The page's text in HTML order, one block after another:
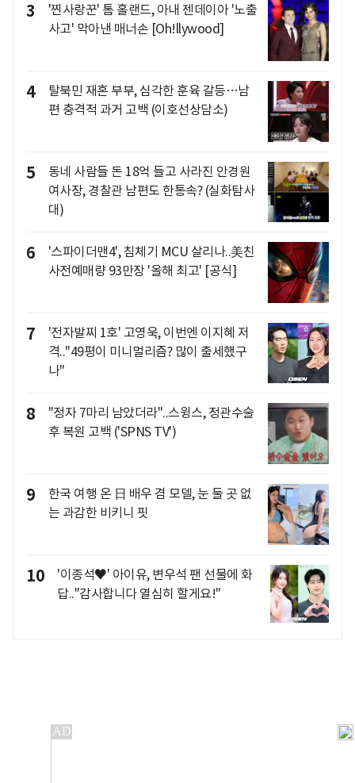
3
'찐사랑꾼' 톰 홀랜드, 아내 젠데이아 '노출
사고' 막아낸 매너손 [Oh!llywood]
4
탈북민 재혼 부부, 심각한 훈육 갈등…남
편 충격적 과거 고백 (이호선상담소)
5
동네 사람들 돈 18억 들고 사라진 안경원
여사장, 경찰관 남편도 한통속? (실화탐사
대)
6
'스파이더맨4', 침체기 MCU 살리나..美친
사전예매량 93만장 '올해 최고' [공식]
7
'전자발찌 1호' 고영욱, 이번엔 이지혜 저
격.."49평이 미니멀리즘? 많이 출세했구
나"
8
"정자 7마리 남았더라"..스윙스, 정관수술
후 복원 고백 ('SPNS TV')
9
한국 여행 온 日 배우 겸 모델, 눈 둘 곳 없
는 과감한 비키니 핏
10
'이종석♥' 아이유, 변우석 팬 선물에 화
답.."감사합니다 열심히 할게요!"